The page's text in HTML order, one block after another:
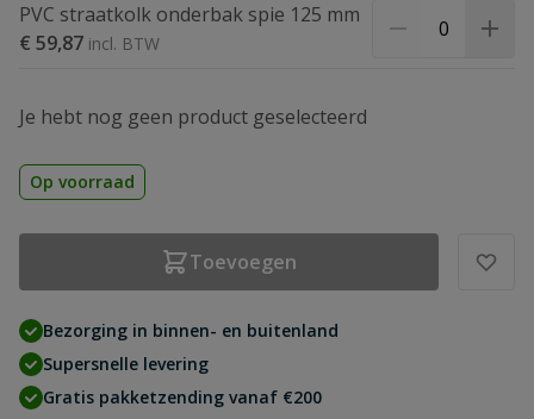
PVC straatkolk onderbak spie 125 mm
€ 59,87
Je hebt nog geen product geselecteerd
Op voorraad
Toevoegen
Bezorging in binnen- en buitenland
Supersnelle levering
Gratis pakketzending vanaf €200